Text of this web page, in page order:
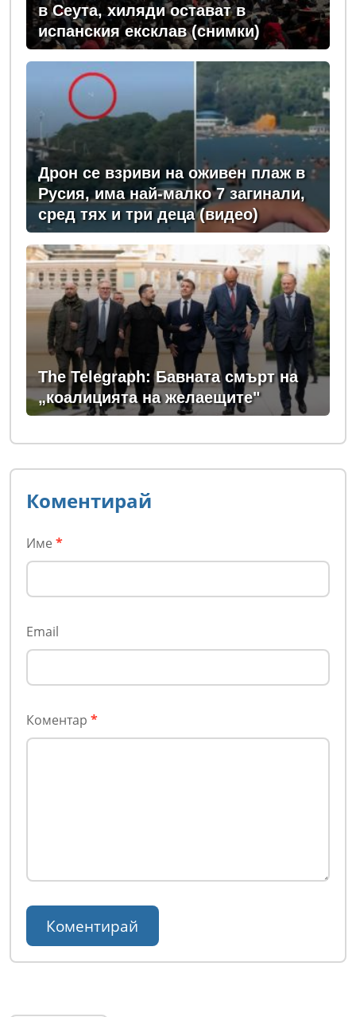
в Сеута, хиляди остават в
испанския ексклав (снимки)
Дрон се взриви на оживен плаж в
Русия, има най-малко 7 загинали,
сред тях и три деца (видео)
The Telegraph: Бавната смърт на
„коалицията на желаещите"
Коментирай
Име *
Email
Коментар *